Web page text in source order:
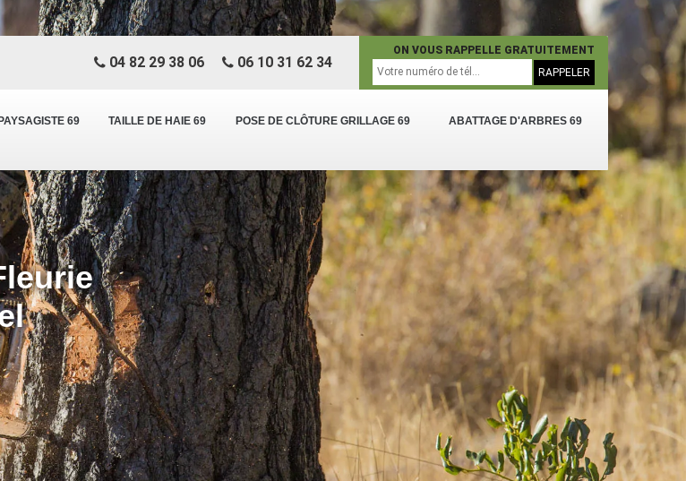
PAYSAGISTE 69 TAILLE DE HAIE 69 POSE DE CLÔTURE GRILLAGE 69 ABATTAGE D'ARBRES 69
04 82 29 38 06 06 10 31 62 34
ON VOUS RAPPELLE GRATUITEMENT